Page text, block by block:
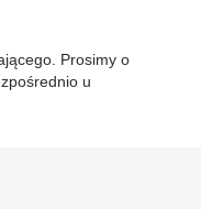
Prosimy o
u